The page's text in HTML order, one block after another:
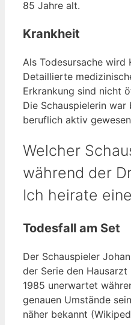
85 Jahre alt.
Krankheit
Als Todesursache wird
Detaillierte
Erkrankung sind nicht
Die Schauspielerin
beruflich aktiv
Welcher
während der
Ich heirate
Todesfall am Set
Der Schauspieler
der Serie den
1985 unerwartet
genauen Umstände
näher bekannt